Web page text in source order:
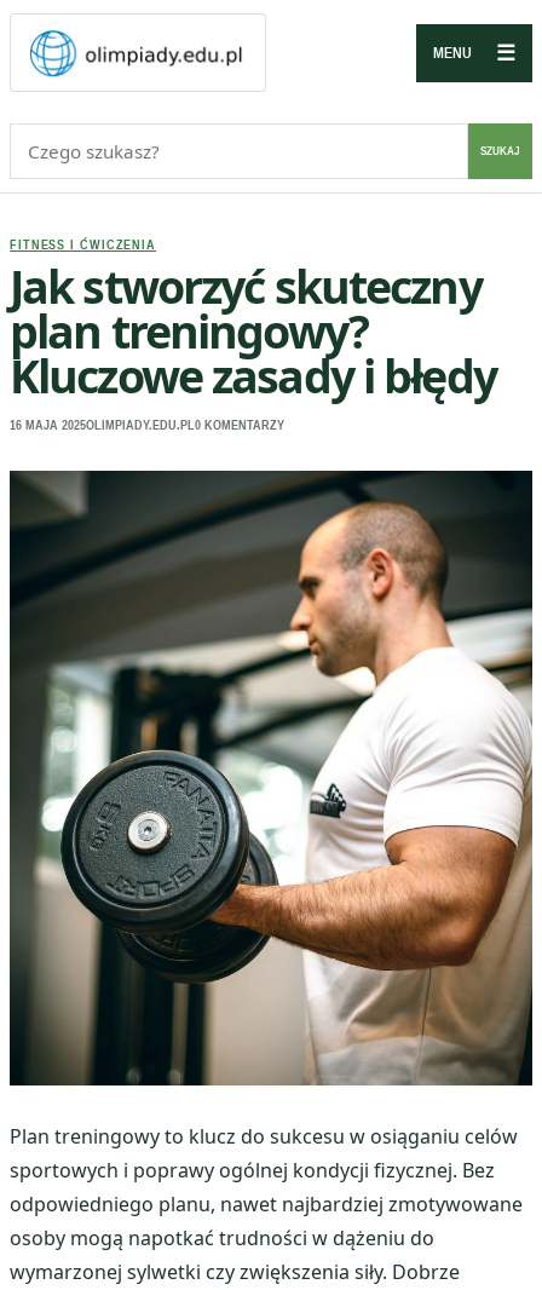
MENU ☰
SZUKAJ
FITNESS I ĆWICZENIA
Jak stworzyć skuteczny
plan treningowy?
Kluczowe zasady i błędy
16 MAJA 2025OLIMPIADY.EDU.PL 0 KOMENTARZY
Plan treningowy to klucz do sukcesu w osiąganiu celów
sportowych i poprawy ogólnej kondycji fizycznej. Bez
odpowiedniego planu, nawet najbardziej zmotywowane
osoby mogą napotkać trudności w dążeniu do
wymarzonej sylwetki czy zwiększenia siły. Dobrze